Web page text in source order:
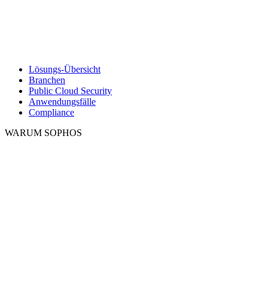
Lösungs-Übersicht
Branchen
Public Cloud Security
Anwendungsfälle
Compliance
WARUM SOPHOS